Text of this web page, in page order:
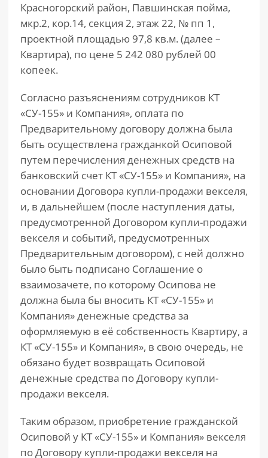
Красногорский район, Павшинская пойма,
мкр.2, кор.14, секция 2, этаж 22, № пп 1,
проектной площадью 97,8 кв.м. (далее –
Квартира), по цене 5 242 080 рублей 00
копеек.
Согласно разъяснениям сотрудников КТ
«СУ-155» и Компания», оплата по
Предварительному договору должна была
быть осуществлена гражданкой Осиповой
путем перечисления денежных средств на
банковский счет КТ «СУ-155» и Компания», на
основании Договора купли-продажи векселя,
и, в дальнейшем (после наступления даты,
предусмотренной Договором купли-продажи
векселя и событий, предусмотренных
Предварительным договором), с ней должно
было быть подписано Соглашение о
взаимозачете, по которому Осипова не
должна была бы вносить КТ «СУ-155» и
Компания» денежные средства за
оформляемую в её собственность Квартиру, а
КТ «СУ-155» и Компания», в свою очередь, не
обязано будет возвращать Осиповой
денежные средства по Договору купли-
продажи векселя.
Таким образом, приобретение гражданской
Осиповой у КТ «СУ-155» и Компания» векселя
по Договору купли-продажи векселя на